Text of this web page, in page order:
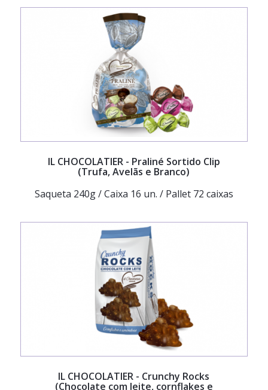
IL CHOCOLATIER- Praliné Sortido Clip
(Trufa, Avelãs e Branco)
Saqueta 240g / Caixa 16 un. / Pallet 72 caixas
IL CHOCOLATIER - Crunchy Rocks
(Chocolate com leite, cornflakes e